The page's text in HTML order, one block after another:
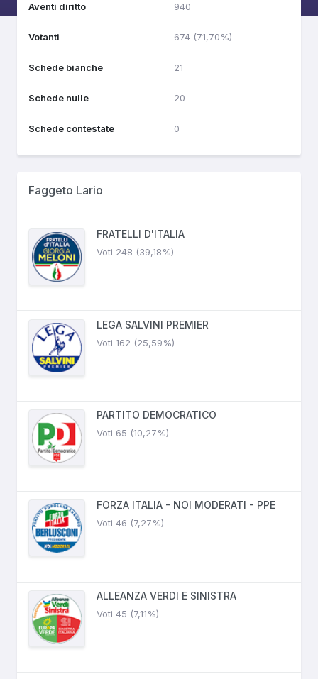
Aventi diritto 940
Votanti 674 (71,70%)
Schede bianche 21
Schede nulle 20
Schede contestate 0
Faggeto Lario
FRATELLI D'ITALIA
Voti 248 (39,18%)
LEGA SALVINI PREMIER
Voti 162 (25,59%)
PARTITO DEMOCRATICO
Voti 65 (10,27%)
FORZA ITALIA - NOI MODERATI - PPE
Voti 46 (7,27%)
ALLEANZA VERDI E SINISTRA
Voti 45 (7,11%)